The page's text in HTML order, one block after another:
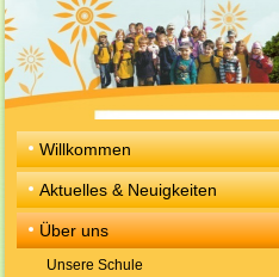
Willkommen
Aktuelles & Neuigkeiten
Über uns
Unsere Schule